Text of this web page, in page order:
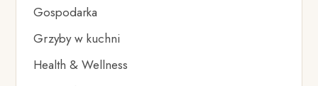
Gospodarka
Grzyby w kuchni
Health & Wellness